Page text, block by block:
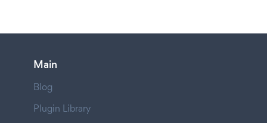
Main
Blog
Plugin Library